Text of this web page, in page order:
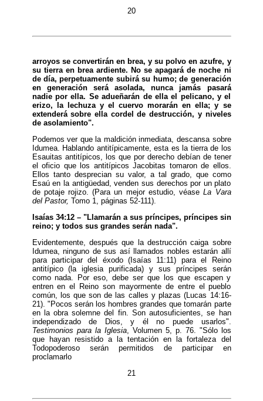
20
arroyos se convertirán en brea, y su polvo en azufre, y
su tierra en brea ardiente. No se apagará de noche ni
de día, perpetuamente subirá su humo; de generación
en generación será asolada, nunca jamás pasará
nadie por ella. Se adueñarán de ella el pelicano, y el
erizo, la lechuza y el cuervo morarán en ella; y se
extenderá sobre ella cordel de destrucción, y niveles
de asolamiento".
Podemos ver que la maldición inmediata, descansa sobre
Idumea. Hablando antitípicamente, esta es la tierra de los
Esauitas antitípicos, los que por derecho debían de tener
el oficio que los antitípicos Jacobitas tomaron de ellos.
Ellos tanto desprecian su valor, a tal grado, que como
Esaú en la antigüedad, venden sus derechos por un plato
de potaje rojizo. (Para un mejor estudio, véaseLa Vara
del Pastor, Tomo 1, páginas 52-111).
Isaías 34:12 – "Llamarán a sus príncipes, príncipes sin
reino; y todos sus grandes serán nada".
Evidentemente, después que la destrucción caiga sobre
Idumea, ninguno de sus así llamados nobles estarán allí
para participar del éxodo (Isaías 11:11) para el Reino
antitípico (la iglesia purificada) y sus príncipes serán
como nada. Por eso, debe ser que los que escapen y
entren en el Reino son mayormente de entre el pueblo
común, los que son de las calles y plazas (Lucas 14:16-
21). "Pocos serán los hombres grandes que tomarán parte
en la obra solemne del fin. Son autosuficientes, se han
independizado de Dios, y él no puede usarlos".
Testimonios para la Iglesia, Volumen 5, p. 76. "Sólo los
que hayan resistido a la tentación en la fortaleza del
Todopoderoso serán permitidos de participar en
proclamarlo
21